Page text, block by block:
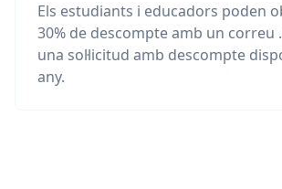
Els estudiants i educadors poden
30% de descompte amb un correu
una sol·licitud amb descompte
any.